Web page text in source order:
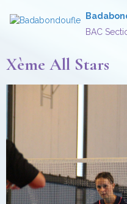
BAC
Xème All Stars